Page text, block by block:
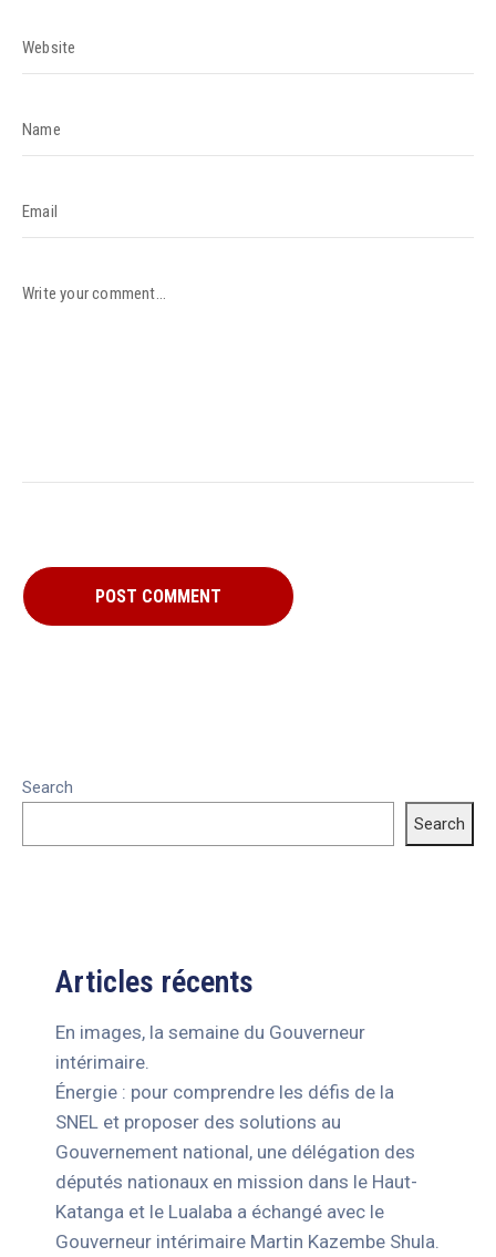
Search
Search
Articles récents
En images, la semaine du Gouverneur
intérimaire.
Énergie : pour comprendre les défis de la
SNEL et proposer des solutions au
Gouvernement national, une délégation des
députés nationaux en mission dans le Haut-
Katanga et le Lualaba a échangé avec le
Gouverneur intérimaire Martin Kazembe Shula.